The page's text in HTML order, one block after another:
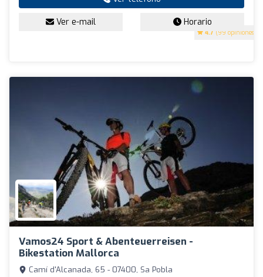
4.7 (99 opiniones)
Ver e-mail Horario
Vamos24 Sport & Abenteuerreisen -
Bikestation Mallorca
Camí d'Alcanada, 65 - 07400, Sa Pobla